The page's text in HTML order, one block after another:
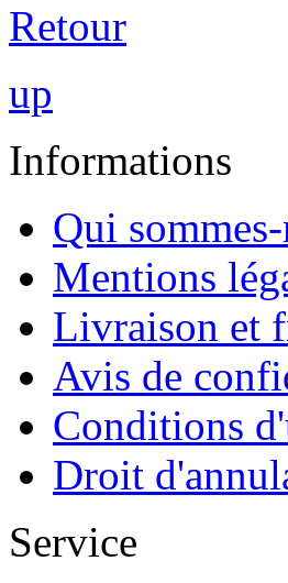
Retour
up
Informations
Qui
Mentions
Livraison et
Avis de
Conditions
Droit
Service